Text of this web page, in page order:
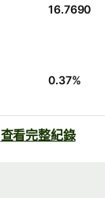
16.7690
0.37%
查看完整紀錄